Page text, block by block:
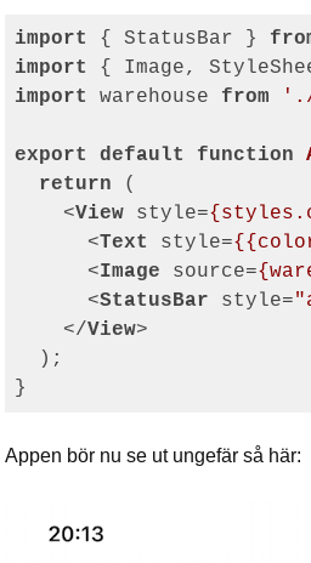
import { StatusBar }
import
{ Image,
import
warehouse from './
export default function
return (
<View style=
<Text style=
<Image source=
<StatusBar style=
</View>
  );
Appen bör nu se ut ungefär så här: